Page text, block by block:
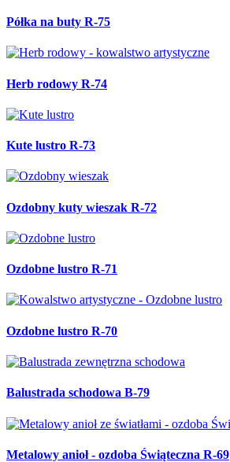
Półka na buty R-75
Herb rodowy R-74
Kute lustro R-73
Ozdobny kuty wieszak R-72
Ozdobne lustro R-71
Ozdobne lustro R-70
Balustrada schodowa B-79
Metalowy anioł - ozdoba Świąteczna R-69